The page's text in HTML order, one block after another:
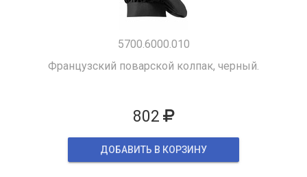
5700.6000.010
Французский поварской колпак, черный.
802
ДОБАВИТЬ В КОРЗИНУ